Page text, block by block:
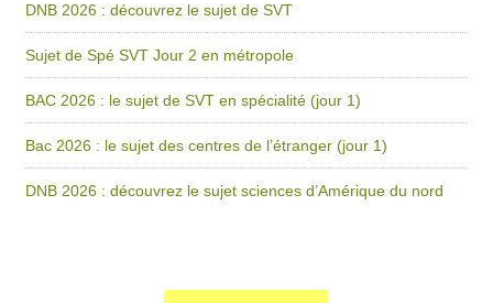
DNB 2026 : découvrez le sujet de SVT
Sujet de Spé SVT Jour 2 en métropole
BAC 2026 : le sujet de SVT en spécialité (jour 1)
Bac 2026 : le sujet des centres de l’étranger (jour 1)
DNB 2026 : découvrez le sujet sciences d’Amérique du nord